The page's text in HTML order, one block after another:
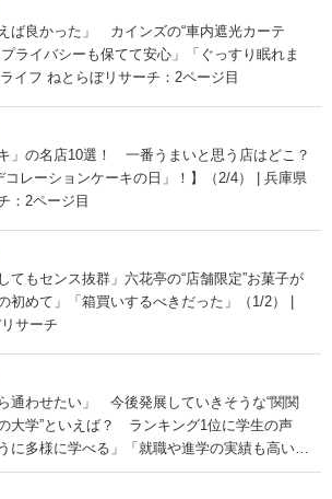
ば良かった」 カインズの“車内遮光カーテ
ライバシーも保てて安心」「ぐっすり眠れま
イフ ねとらぼリサーチ：2ページ目
」の名店10選！ 一番うまいと思う店はどこ？
コレーションケーキの日」！】（2/4） | 兵庫県
：2ページ目
てもセンス抜群」六花亭の“店舗限定”お菓子が
めて」「箱買いするべきだった」（1/2） |
サーチ
通わせたい」 今後発展していきそうな“関関
大学”といえば？ ランキング1位に学生の声
に多様に学べる」「就職や進学の実績も高い」
サーチ